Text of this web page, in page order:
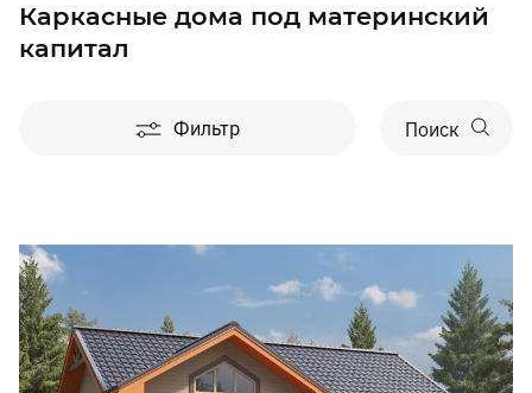
Каркасные дома под материнский
капитал
Поиск
Фильтр